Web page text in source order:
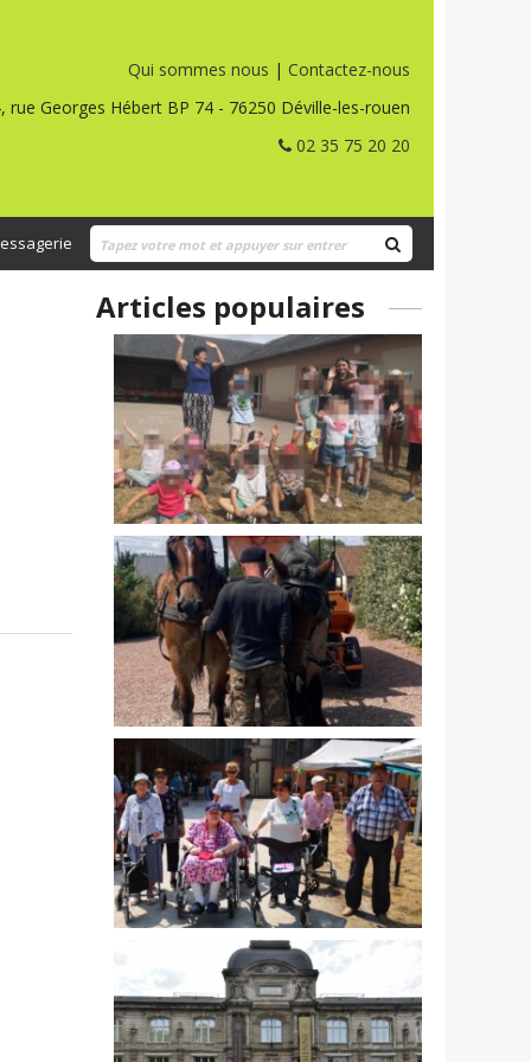
Qui sommes nous | Contactez-nous
rue Georges Hébert BP 74 - 76250 Déville-les-rouen
02 35 75 20 20
Articles populaires